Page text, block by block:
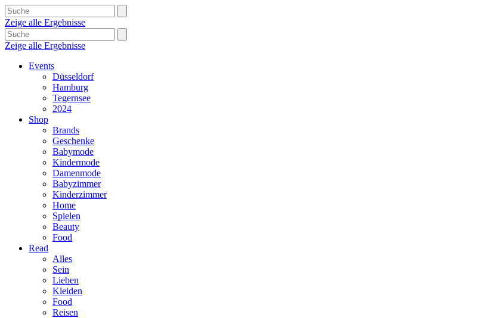
Zeige alle Ergebnisse
Zeige alle Ergebnisse
Events
Düsseldorf
Hamburg
Tegernsee
2024
Shop
Brands
Geschenke
Babymode
Kindermode
Damenmode
Babyzimmer
Kinderzimmer
Home
Spielen
Beauty
Food
Read
Alles
Sein
Lieben
Kleiden
Food
Reisen